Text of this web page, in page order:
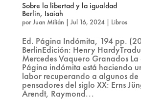
Sobre la libertad y la igualdad
Berlin, Isaiah
porJuan Milián | Jul 16, 2024| Libros
Ed. Página Indómita, 194 pp.
BerlinEdición: Henry
Mercedes Vaquero Granados
Página indómita está haciendo
labor recuperando a algunos de
pensadores del siglo XX: Erns
Arendt, Raymond...